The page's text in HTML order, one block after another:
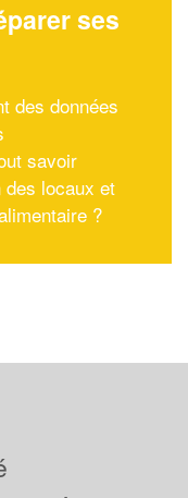
ses
des données
savoir
des locaux et
?